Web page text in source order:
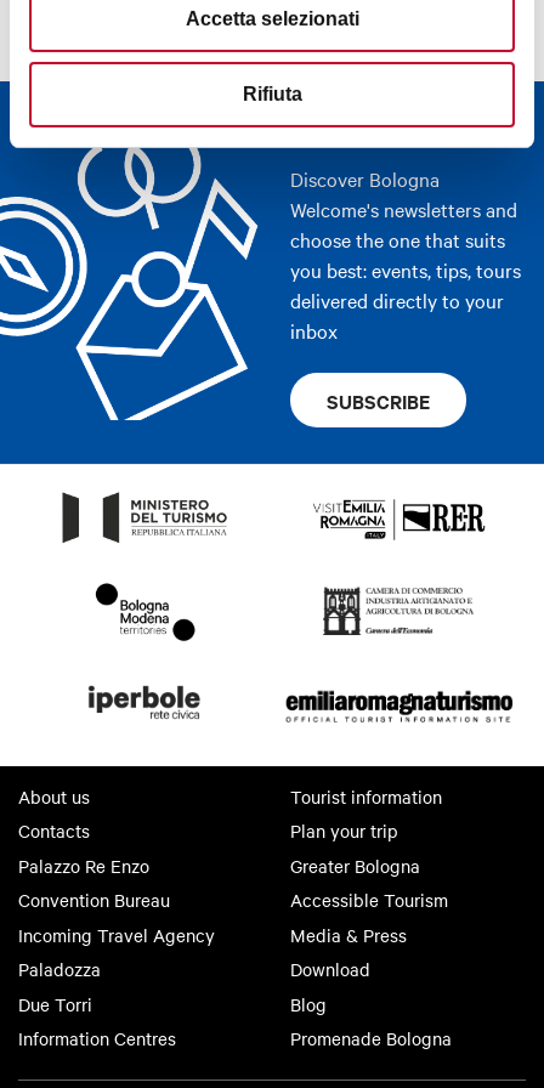
Accetta selezionati
Rifiuta
Newsletter
Discover Bologna
Welcome's newsletters and
choose the one that suits
you best: events, tips, tours
delivered directly to your
inbox
SUBSCRIBE
About us
Contacts
Palazzo Re Enzo
Convention Bureau
Incoming Travel Agency
Paladozza
Due Torri
Information Centres
Tourist information
Plan your trip
Greater Bologna
Accessible Tourism
Media & Press
Download
Blog
Promenade Bologna